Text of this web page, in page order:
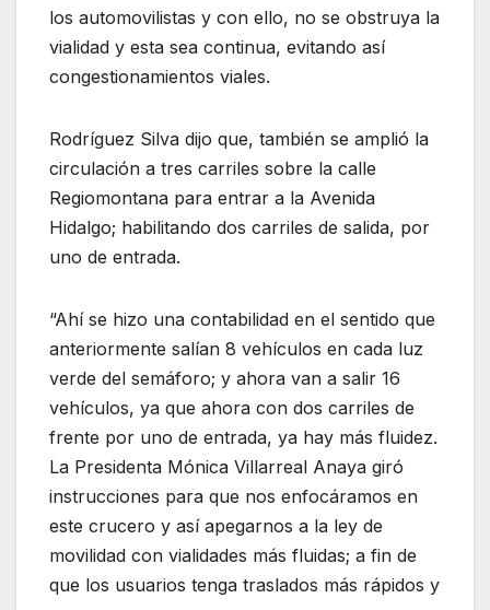
los automovilistas y con ello, no se obstruya la
vialidad y esta sea continua, evitando así
congestionamientos viales.
Rodríguez Silva dijo que, también se amplió la
circulación a tres carriles sobre la calle
Regiomontana para entrar a la Avenida
Hidalgo; habilitando dos carriles de salida, por
uno de entrada.
“Ahí se hizo una contabilidad en el sentido que
anteriormente salían 8 vehículos en cada luz
verde del semáforo; y ahora van a salir 16
vehículos, ya que ahora con dos carriles de
frente por uno de entrada, ya hay más fluidez.
La Presidenta Mónica Villarreal Anaya giró
instrucciones para que nos enfocáramos en
este crucero y así apegarnos a la ley de
movilidad con vialidades más fluidas; a fin de
que los usuarios tenga traslados más rápidos y